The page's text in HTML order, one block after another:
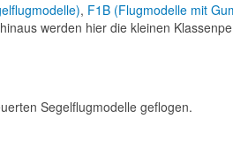
, F1B (Flugmodelle mit
werden hier die kleinen
Segelflugmodelle geflogen.